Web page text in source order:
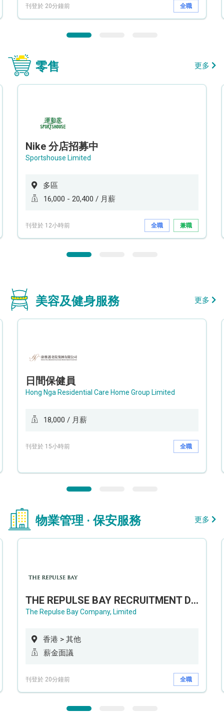
刊登於 20分鐘前 全職
零售 更多
Nike 分店招募中
Sportshouse Limited
多區
16,000 - 20,400 / 月薪
刊登於 12小時前 全職 兼職
美容及健身服務 更多
日間保健員
Hong Nga Residential Care Home Group Limited
18,000 / 月薪
刊登於 15小時前 全職
物業管理 · 保安服務 更多
THE REPULSE BAY RECRUITMENT DAY 淺水灣影灣園人才招聘會
The Repulse Bay Company, Limited
香港 > 其他
薪金面議
刊登於 20分鐘前 全職